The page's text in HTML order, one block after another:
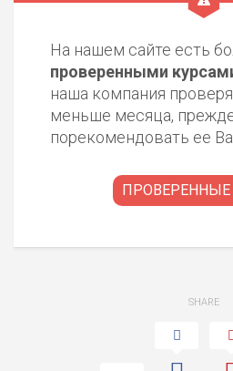
На нашем сайте есть
проверенными
наша компания
меньше месяца,
порекомендовать ее
SHARE